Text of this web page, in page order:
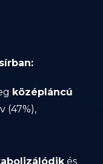
középláncú
(47%),
és